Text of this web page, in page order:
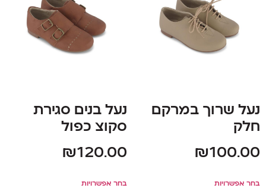
נעל שרוך במרקם
חלק
₪100.00
בחר אפשרויות
נעל בנים סגירת
סקוצ כפול
₪120.00
בחר אפשרויות